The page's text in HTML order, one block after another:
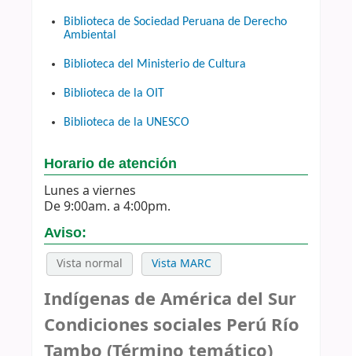
Biblioteca de Sociedad Peruana de Derecho
Ambiental
Biblioteca del Ministerio de Cultura
Biblioteca de la OIT
Biblioteca de la UNESCO
Horario de atención
Lunes a viernes
De 9:00am. a 4:00pm.
Aviso:
Vista normal Vista MARC
Indígenas de América del Sur
Condiciones sociales Perú Río
Tambo (Término temático)